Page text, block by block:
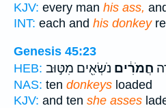
KJV: every man his ass,
INT: each and his donkey
Genesis 45:23
HEB:
חֲמֹרִ֔ים נֹשְׂאִ֖ים מִטּ֣וּב
NAS: ten donkeys loaded
KJV: and ten she asses